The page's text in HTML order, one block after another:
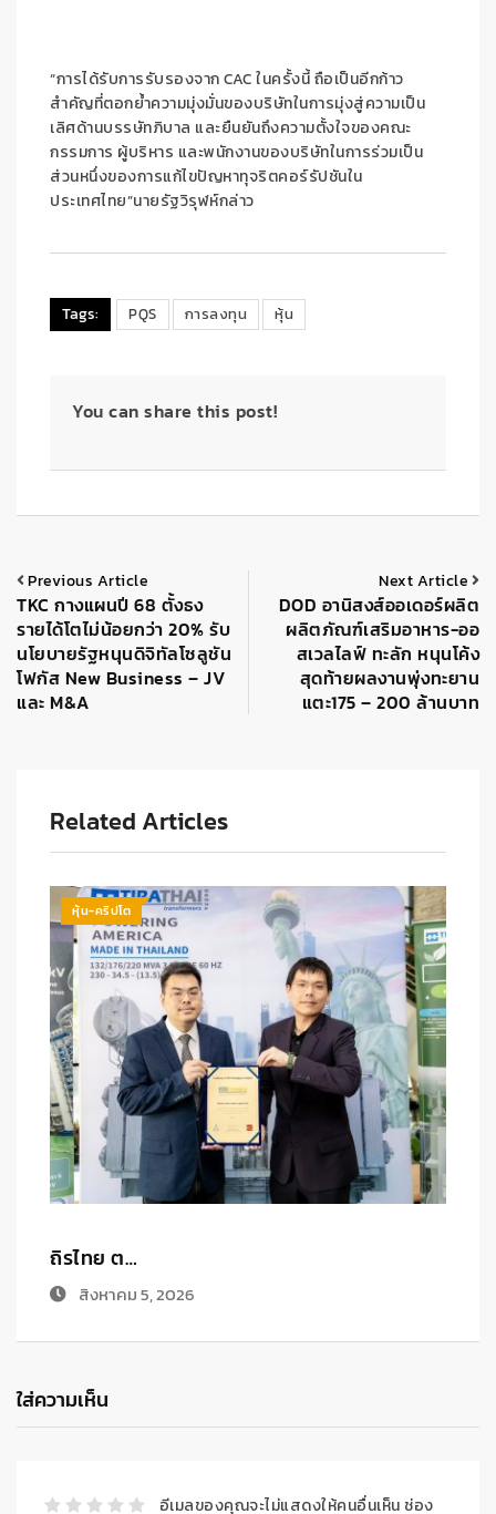
“การได้รับการรับรองจาก CAC ในครั้งนี้ ถือเป็นอีกก้าว
สำคัญที่ตอกย้ำความมุ่งมั่นของบริษัทในการมุ่งสู่ความเป็น
เลิศด้านบรรษัทภิบาล และยืนยันถึงความตั้งใจของคณะ
กรรมการ ผู้บริหาร และพนักงานของบริษัทในการร่วมเป็น
ส่วนหนึ่งของการแก้ไขปัญหาทุจริตคอร์รัปชันใน
ประเทศไทย”นายรัฐวิรุฬห์กล่าว
Tags: PQS การลงทุน หุ้น
You can share this post!
Previous Article
TKC กางแผนปี 68 ตั้งธง
รายได้โตไม่น้อยกว่า 20% รับ
นโยบายรัฐหนุนดิจิทัลโซลูชัน
โฟกัส New Business – JV
และ M&A
Next Article
DOD อานิสงส์ออเดอร์ผลิต
ผลิตภัณฑ์เสริมอาหาร-ออ
สเวลไลฟ์ ทะลัก หนุนโค้ง
สุดท้ายผลงานพุ่งทะยาน
แตะ175 – 200 ล้านบาท
Related Articles
หุ้น-คริปโต
ไทยประกั…
สิงหาคม 4, 2026
ใส่ความเห็น
อีเมลของคุณจะไม่แสดงให้คนอื่นเห็น ช่อง